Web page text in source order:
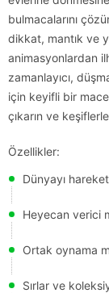
bulmacalarını
dikkat, mantık ve
animasyonlardan
zamanlayıcı,
için keyifli bir
çıkarın ve
Özellikler:
Dünyayı
Heyecan verici
Ortak oynama
Sırlar ve